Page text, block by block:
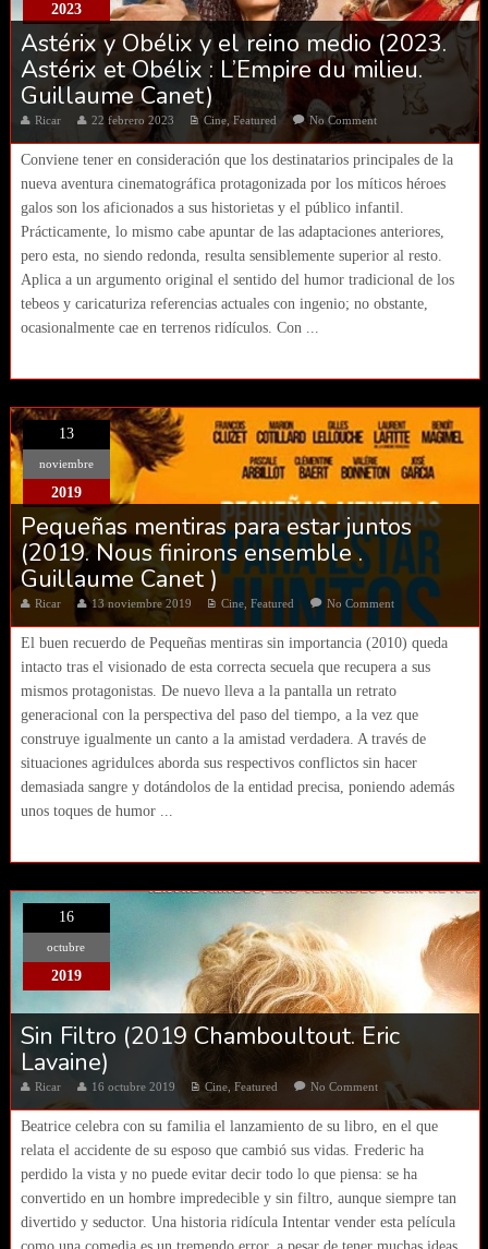
2023
Astérix y Obélix y el reino medio (2023.
Astérix et Obélix : L’Empire du milieu.
Guillaume Canet)
Ricar 22 febrero 2023 Cine, Featured No Comment
Conviene tener en consideración que los destinatarios principales de la
nueva aventura cinematográfica protagonizada por los míticos héroes
galos son los aficionados a sus historietas y el público infantil.
Prácticamente, lo mismo cabe apuntar de las adaptaciones anteriores,
pero esta, no siendo redonda, resulta sensiblemente superior al resto.
Aplica a un argumento original el sentido del humor tradicional de los
tebeos y caricaturiza referencias actuales con ingenio; no obstante,
ocasionalmente cae en terrenos ridículos. Con ...
13
noviembre
2019
Pequeñas mentiras para estar juntos
(2019. Nous finirons ensemble .
Guillaume Canet )
Ricar 13 noviembre 2019 Cine, Featured No Comment
El buen recuerdo de Pequeñas mentiras sin importancia (2010) queda
intacto tras el visionado de esta correcta secuela que recupera a sus
mismos protagonistas. De nuevo lleva a la pantalla un retrato
generacional con la perspectiva del paso del tiempo, a la vez que
construye igualmente un canto a la amistad verdadera. A través de
situaciones agridulces aborda sus respectivos conflictos sin hacer
demasiada sangre y dotándolos de la entidad precisa, poniendo además
unos toques de humor ...
16
octubre
2019
Sin Filtro (2019 Chamboultout. Eric
Lavaine)
Ricar 16 octubre 2019 Cine, Featured No Comment
Beatrice celebra con su familia el lanzamiento de su libro, en el que
relata el accidente de su esposo que cambió sus vidas. Frederic ha
perdido la vista y no puede evitar decir todo lo que piensa: se ha
convertido en un hombre impredecible y sin filtro, aunque siempre tan
divertido y seductor. Una historia ridícula Intentar vender esta película